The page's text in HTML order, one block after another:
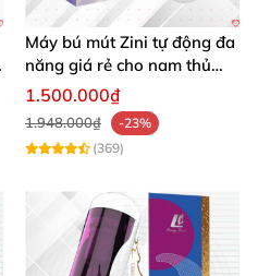
Máy bú mút Zini tự động đa
năng giá rẻ cho nam thủ
dâm cao cấp
1.500.000₫
1.948.000₫
-23%
(369)